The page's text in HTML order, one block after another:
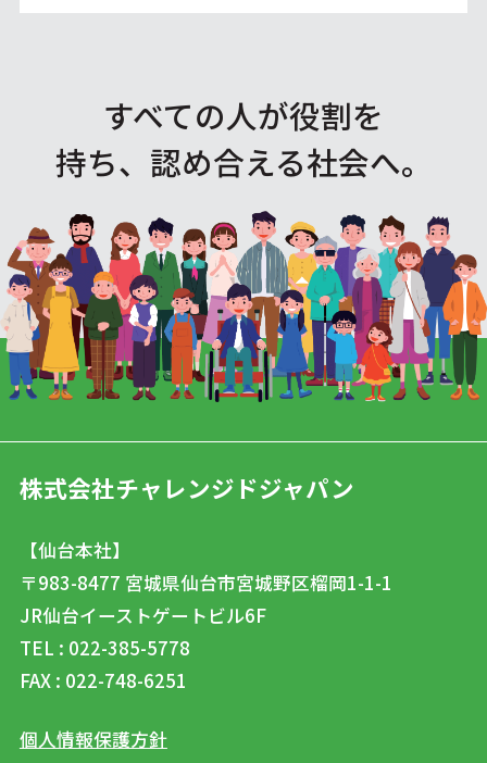
すべての人が役割を
持ち、認め合える社会へ。
株式会社チャレンジドジャパン
【仙台本社】
〒983-8477 宮城県仙台市宮城野区榴岡1-1-1
JR仙台イーストゲートビル6F
TEL : 022-385-5778
FAX : 022-748-6251
個人情報保護方針